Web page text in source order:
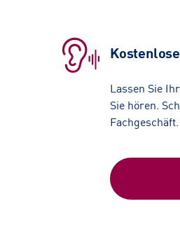
Lassen Sie
Sie hören.
Fachgeschäft.